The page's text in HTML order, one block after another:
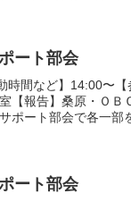
ート部会
時間など】14:00〜
【報告】桑原・ＯＢ
ポート部会で各一部
ート部会